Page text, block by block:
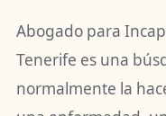
Abogado para
Tenerife es una
normalmente la